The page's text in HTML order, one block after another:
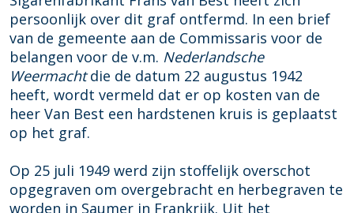
persoonlijk over dit graf ontfermd. In een brief
van de gemeente aan de Commissaris voor de
belangen voor de v.m. Nederlandsche
Weermachtdie de datum 22 augustus 1942
heeft, wordt vermeld dat er op kosten van de
heer Van Best een hardstenen kruis is geplaatst
op het graf.
Op 25 juli 1949 werd zijn stoffelijk overschot
opgegraven om overgebracht en herbegraven te
worden in Saumer in Frankrijk. Uit het